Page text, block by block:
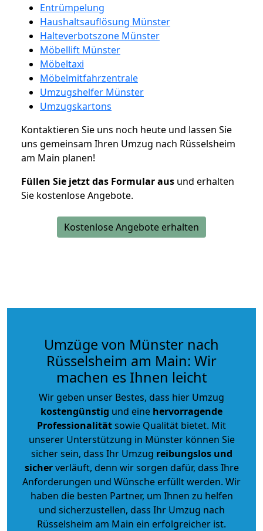
Entrümpelung
Haushaltsauflösung Münster
Halteverbotszone Münster
Möbellift Münster
Möbeltaxi
Möbelmitfahrzentrale
Umzugshelfer Münster
Umzugskartons
Kontaktieren Sie uns noch heute und lassen Sie
uns gemeinsam Ihren Umzug nach Rüsselsheim
am Main planen!
Füllen Sie jetzt das Formular aus und erhalten
Sie kostenlose Angebote.
Kostenlose Angebote erhalten
Umzüge von Münster nach
Rüsselsheim am Main: Wir
machen es Ihnen leicht
Wir geben unser Bestes, dass hier Umzug
kostengünstig und eine hervorragende
Professionalitätsowie Qualität bietet. Mit
unserer Unterstützung in Münster können Sie
sicher sein, dass Ihr Umzug reibungslos und
sicherverläuft, denn wir sorgen dafür, dass Ihre
Anforderungen und Wünsche erfüllt werden. Wir
haben die besten Partner, um Ihnen zu helfen
und sicherzustellen, dass Ihr Umzug nach
Rüsselsheim am Main ein erfolgreicher ist.